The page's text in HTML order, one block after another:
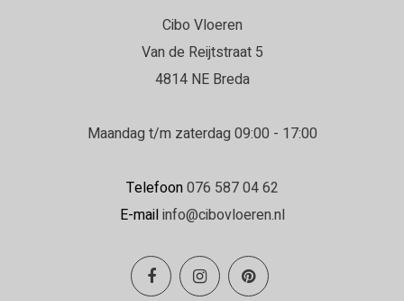
Cibo Vloeren
Van de Reijtstraat 5
4814 NE Breda
Maandag t/m zaterdag 09:00 - 17:00
Telefoon076 587 04 62
E-mailinfo@cibovloeren.nl